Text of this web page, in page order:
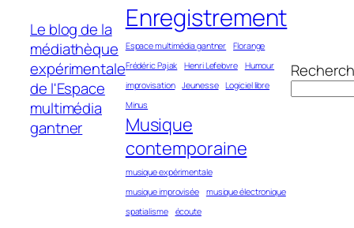
Le blog de la
médiathèque
expérimentale
de l'Espace
multimédia
gantner
Enregistrement
Espace multimédia gantner
Florange
Frédéric Pajak
Henri Lefebvre
Humour
improvisation
Jeunesse
Logiciel libre
Minus
Musique
contemporaine
musique expérimentale
musique improvisée
musique électronique
spatialisme
écoute